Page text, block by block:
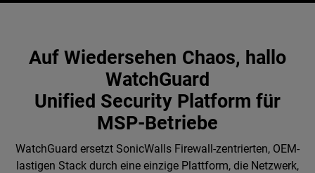
Auf Wiedersehen Chaos, hallo
WatchGuard
Unified Security Platform für
MSP-Betriebe
WatchGuard ersetzt SonicWalls Firewall-zentrierten, OEM-
lastigen Stack durch eine einzige Plattform, die Netzwerk,